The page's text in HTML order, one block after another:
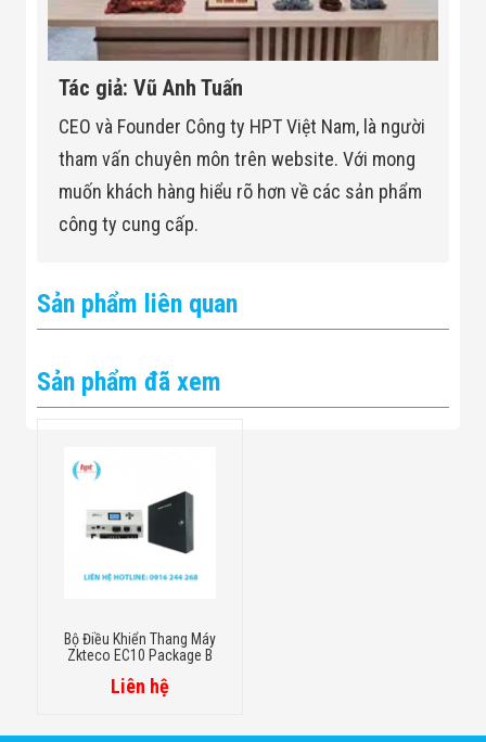
Tác giả: Vũ Anh Tuấn
CEO và Founder Công ty HPT Việt Nam, là người
tham vấn chuyên môn trên website. Với mong
muốn khách hàng hiểu rõ hơn về các sản phẩm
công ty cung cấp.
Sản phẩm liên quan
Sản phẩm đã xem
Bộ Điều Khiển Thang Máy
Zkteco EC10 Package B
Liên hệ